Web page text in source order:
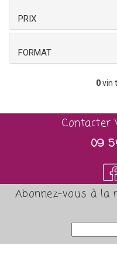
PRIX
FORMAT
0vin
Contacter
09
Abonnez-vous à la